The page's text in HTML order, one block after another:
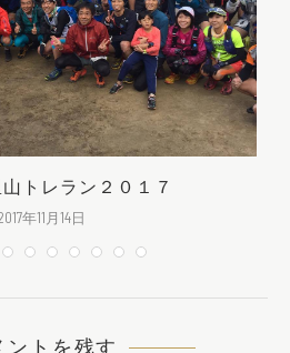
トレラン２０１７
年11月14日
ントを残す